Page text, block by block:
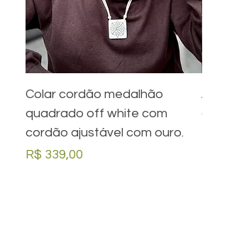
Colar cordão medalhão
quadrado off white com
cordão ajustável com ouro.
Preço
R$ 339,00